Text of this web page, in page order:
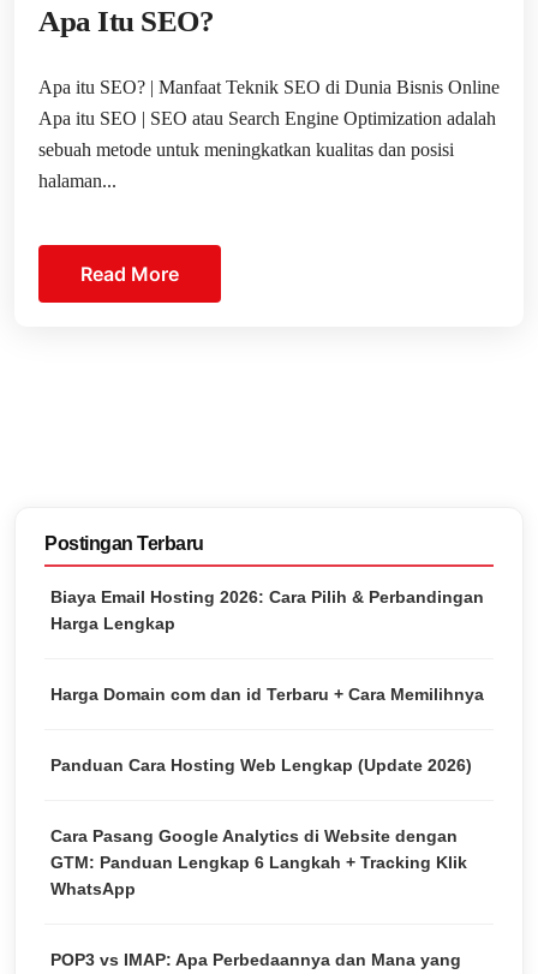
Apa Itu SEO?
Apa itu SEO? | Manfaat Teknik SEO di Dunia Bisnis Online
Apa itu SEO | SEO atau Search Engine Optimization adalah
sebuah metode untuk meningkatkan kualitas dan posisi
halaman...
Read More
Postingan Terbaru
Biaya Email Hosting 2026: Cara Pilih & Perbandingan
Harga Lengkap
Harga Domain com dan id Terbaru + Cara Memilihnya
Panduan Cara Hosting Web Lengkap (Update 2026)
Cara Pasang Google Analytics di Website dengan
GTM: Panduan Lengkap 6 Langkah + Tracking Klik
WhatsApp
POP3 vs IMAP: Apa Perbedaannya dan Mana yang